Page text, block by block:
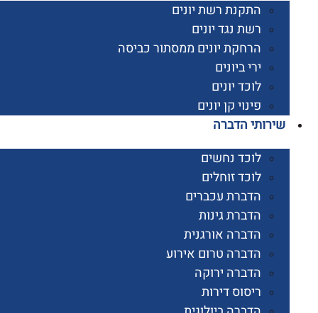
התקנת רשת יונים
רשת נגד יונים
הרחקת יונים ממסתור כביסה
ירי ביונים
לוכד יונים
פינוי קן יונים
הדברה
לוכד נחשים
לוכד זוחלים
הדברת עכברים
הדברת גינות
הדברה אורגנית
הדברה טרום אירוע
הדברה ירוקה
ריסוס דירות